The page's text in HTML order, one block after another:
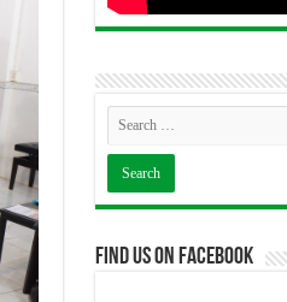
Find us on Facebook